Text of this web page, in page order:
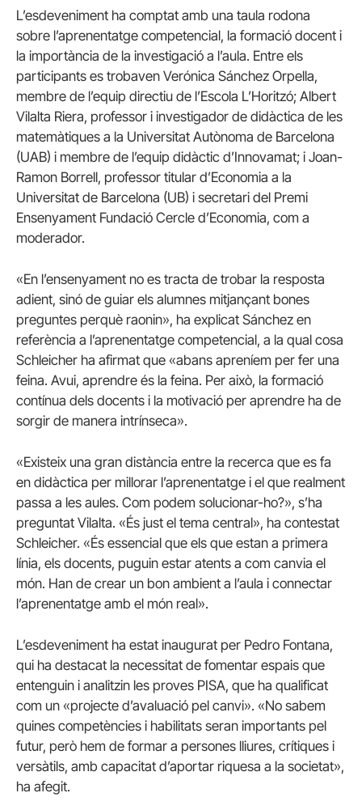
L’esdeveniment ha comptat amb una taula rodona
sobre l’aprenentatge competencial, la formació docent i
la importància de la investigació a l’aula. Entre els
participants es trobaven Verónica Sánchez Orpella,
membre de l’equip directiu de l’Escola L’Horitzó; Albert
Vilalta Riera, professor i investigador de didàctica de les
matemàtiques a la Universitat Autònoma de Barcelona
(UAB) i membre de l’equip didàctic d’Innovamat; i Joan-
Ramon Borrell, professor titular d’Economia a la
Universitat de Barcelona (UB) i secretari del Premi
Ensenyament Fundació Cercle d’Economia, com a
moderador.
«En l’ensenyament no es tracta de trobar la resposta
adient, sinó de guiar els alumnes mitjançant bones
preguntes perquè raonin», ha explicat Sánchez en
referència a l’aprenentatge competencial, a la qual cosa
Schleicher ha afirmat que «abans apreníem per fer una
feina. Avui, aprendre és la feina. Per això, la formació
contínua dels docents i la motivació per aprendre ha de
sorgir de manera intrínseca».
«Existeix una gran distància entre la recerca que es fa
en didàctica per millorar l’aprenentatge i el que realment
passa a les aules. Com podem solucionar-ho?», s’ha
preguntat Vilalta. «És just el tema central», ha contestat
Schleicher. «És essencial que els que estan a primera
línia, els docents, puguin estar atents a com canvia el
món. Han de crear un bon ambient a l’aula i connectar
l’aprenentatge amb el món real».
L’esdeveniment ha estat inaugurat per Pedro Fontana,
qui ha destacat la necessitat de fomentar espais que
entenguin i analitzin les proves PISA, que ha qualificat
com un «projecte d’avaluació pel canvi». «No sabem
quines competències i habilitats seran importants pel
futur, però hem de formar a persones lliures, crítiques i
versàtils, amb capacitat d’aportar riquesa a la societat»,
ha afegit.